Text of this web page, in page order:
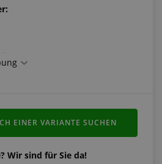
Wir sind für Sie da!
EINER VARIANTE SUCHEN